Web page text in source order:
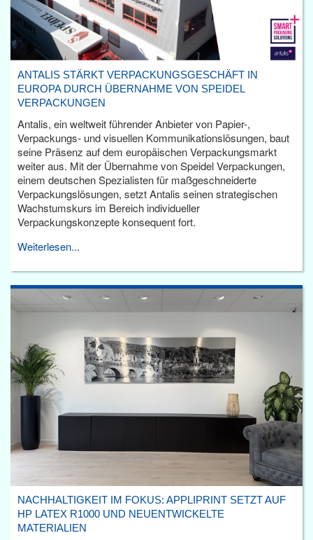
ANTALIS STÄRKT VERPACKUNGSGESCHÄFT IN
EUROPA DURCH ÜBERNAHME VON SPEIDEL
VERPACKUNGEN
Antalis, ein weltweit führender Anbieter von Papier-,
Verpackungs- und visuellen Kommunikationslösungen, baut
seine Präsenz auf dem europäischen Verpackungsmarkt
weiter aus. Mit der Übernahme von Speidel Verpackungen,
einem deutschen Spezialisten für maßgeschneiderte
Verpackungslösungen, setzt Antalis seinen strategischen
Wachstumskurs im Bereich individueller
Verpackungskonzepte konsequent fort.
Weiterlesen...
NACHHALTIGKEIT IM FOKUS: APPLIPRINT SETZT AUF
HP LATEX R1000 UND NEUENTWICKELTE
MATERIALIEN